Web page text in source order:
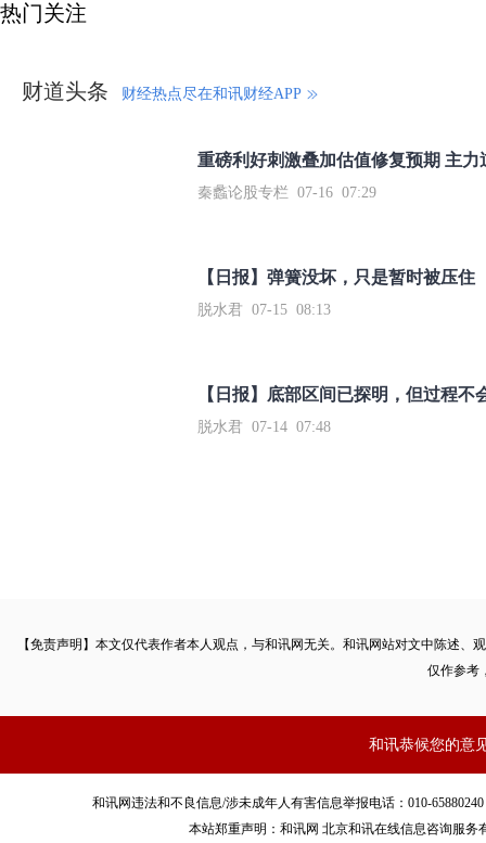
热门关注
财道头条 财经热点尽在和讯财经APP
秦蠡论股专栏 07-16 07:29
【日报】弹簧没坏，只是暂时被压住
脱水君 07-15 08:13
【日报】底部区间已探明，但过程不
脱水君 07-14 07:48
【免责声明】本文仅代表作者本人观点，与和讯网无关。和讯网站对文中陈述
仅作参考
和讯恭候您的意
和讯网违法和不良信息/涉未成年人有害信息举报电话：010-
本站郑重声明：和讯网 北京和讯在线信息咨询服